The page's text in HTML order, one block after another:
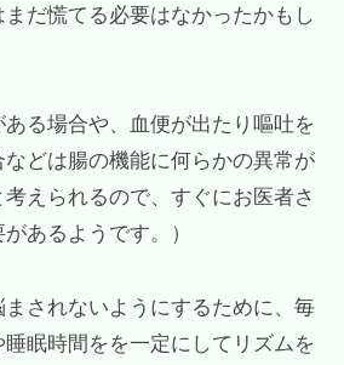
だ慌てる必要はなかったかもし
ある場合や、血便が出たり嘔吐を
どは腸の機能に何らかの異常が
えられるので、すぐにお医者さ
あるようです。）
されないようにするために、毎
眠時間をを一定にしてリズムを